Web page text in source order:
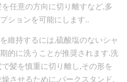
任意の方向に切り離すなど,多
ションを可能にします..
維持するには,硫酸塩のないシャ
的に洗うことが推奨されます.洗
髪を慎重に切り離し,その形を
させるために,パークスタンド.